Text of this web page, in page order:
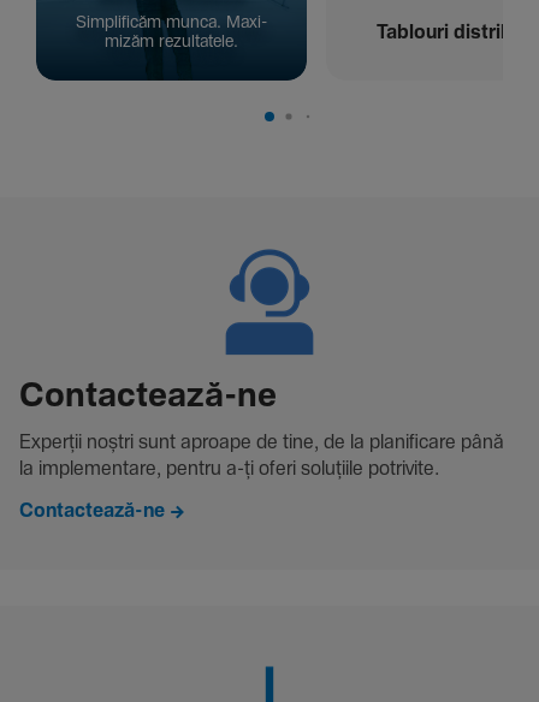
Simpli­ficăm munca. Maxi­
mizăm rezul­ta­tele.
Tablouri
Contac­tează-ne
Experții noștri sunt aproape de tine, de la plani­fi­care până
la imple­men­tare, pentru a-ți oferi solu­țiile potri­vite.
Contactează-ne